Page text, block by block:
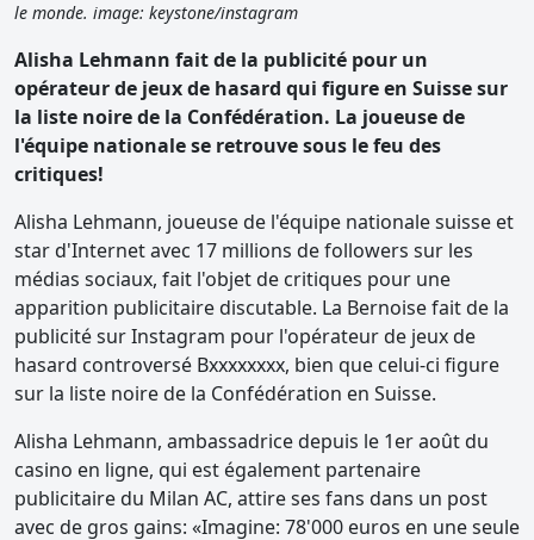
le monde. image: keystone/instagram
Alisha Lehmann fait de la publicité pour un
opérateur de jeux de hasard qui figure en Suisse sur
la liste noire de la Confédération. La joueuse de
l'équipe nationale se retrouve sous le feu des
critiques!
Alisha Lehmann, joueuse de l'équipe nationale suisse et
star d'Internet avec 17 millions de followers sur les
médias sociaux, fait l'objet de critiques pour une
apparition publicitaire discutable. La Bernoise fait de la
publicité sur Instagram pour l'opérateur de jeux de
hasard controversé Bxxxxxxxx, bien que celui-ci figure
sur la liste noire de la Confédération en Suisse.
Alisha Lehmann, ambassadrice depuis le 1er août du
casino en ligne, qui est également partenaire
publicitaire du Milan AC, attire ses fans dans un post
avec de gros gains: «Imagine: 78'000 euros en une seule